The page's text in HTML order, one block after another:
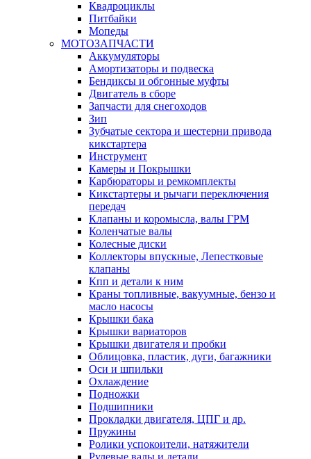
Квадроциклы
Питбайки
Мопеды
МОТОЗАПЧАСТИ
Аккумуляторы
Амортизаторы и подвеска
Бендиксы и обгонные муфты
Двигатель в сборе
Запчасти для снегоходов
Зип
Зубчатые сектора и шестерни привода
кикстартера
Инструмент
Камеры и Покрышки
Карбюраторы и ремкомплекты
Кикстартеры и рычаги переключения
передач
Клапаны и коромысла, валы ГРМ
Коленчатые валы
Колесные диски
Коллекторы впускные, Лепестковые
клапаны
Кпп и детали к ним
Краны топливные, вакуумные, бензо и
масло насосы
Крышки бака
Крышки вариаторов
Крышки двигателя и пробки
Облицовка, пластик, дуги, багажники
Оси и шпильки
Охлаждение
Подножки
Подшипники
Прокладки двигателя, ЦПГ и др.
Пружины
Ролики успокоители, натяжители
Рулевые валы и детали